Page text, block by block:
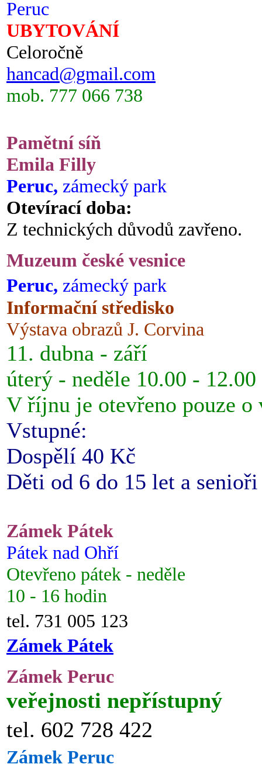
Peruc
UBYTOVÁNÍ
Celoročně
hancad@gmail.com
mob. 777 066 738
Pamětní síň
Emila Filly
Peruc, zámecký park
Otevírací doba:
Z technických důvodů zavřeno.
Muzeum české vesnice
Peruc, zámecký park
Informační středisko
Výstava obrazů J. Corvina
11. dubna - září
úterý - neděle 10.00 -
V říjnu je otevřeno pouze o
Vstupné:
Dospělí 40 Kč
Děti od 6 do 15 let a
Zámek Pátek
Pátek nad Ohří
Otevřeno pátek - neděle
10 - 16 hodin
tel. 731 005 123
Zámek Pátek
Zámek Peruc
veřejnosti nepřístupný
tel. 602 728 422
Zámek Peruc